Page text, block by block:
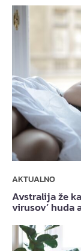
AKTUALNO
Avstralija že
virusov’ huda